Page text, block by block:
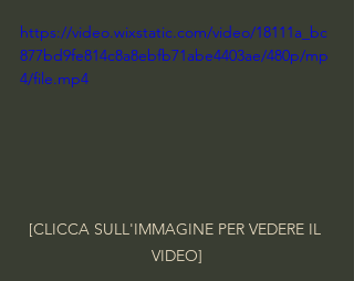
https://video.wixstatic.com/video/18111a_bc
877bd9fe814c8a8ebfb71abe4403ae/480p/mp
4/file.mp4
[CLICCA SULL'IMMAGINE PER VEDERE IL
VIDEO]